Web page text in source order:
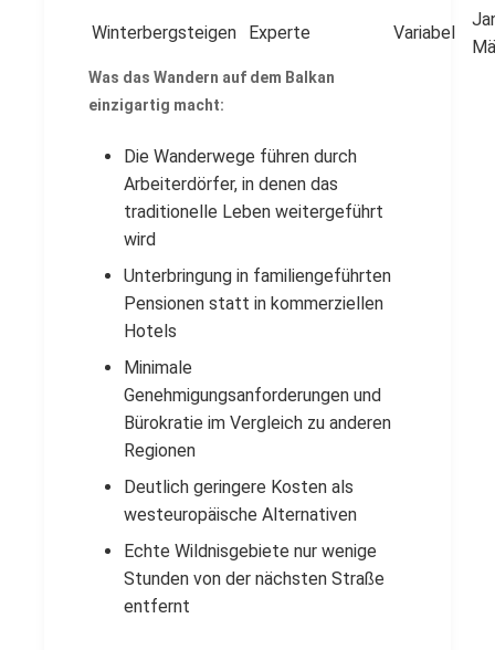
Winterbergsteigen Experte Variabel
Was das Wandern auf dem Balkan
einzigartig macht:
Die Wanderwege führen durch
Arbeiterdörfer, in denen das
traditionelle Leben weitergeführt
wird
Unterbringung in familiengeführten
Pensionen statt in kommerziellen
Hotels
Minimale
Genehmigungsanforderungen und
Bürokratie im Vergleich zu anderen
Regionen
Deutlich geringere Kosten als
westeuropäische Alternativen
Echte Wildnisgebiete nur wenige
Stunden von der nächsten Straße
entfernt